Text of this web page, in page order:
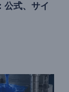
公式、サイ